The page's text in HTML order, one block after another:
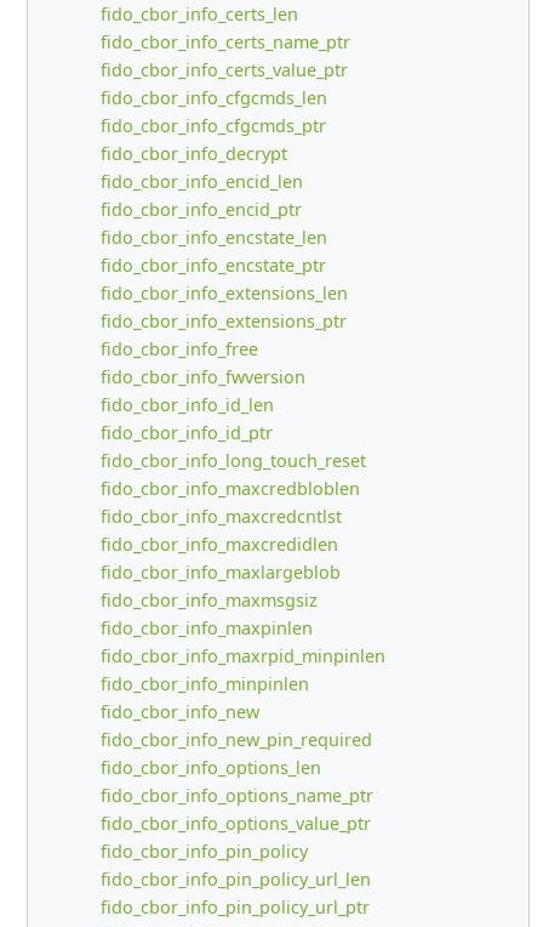
fido_cbor_info_certs_len
fido_cbor_info_certs_name_ptr
fido_cbor_info_certs_value_ptr
fido_cbor_info_cfgcmds_len
fido_cbor_info_cfgcmds_ptr
fido_cbor_info_decrypt
fido_cbor_info_encid_len
fido_cbor_info_encid_ptr
fido_cbor_info_encstate_len
fido_cbor_info_encstate_ptr
fido_cbor_info_extensions_len
fido_cbor_info_extensions_ptr
fido_cbor_info_free
fido_cbor_info_fwversion
fido_cbor_info_id_len
fido_cbor_info_id_ptr
fido_cbor_info_long_touch_reset
fido_cbor_info_maxcredbloblen
fido_cbor_info_maxcredcntlst
fido_cbor_info_maxcredidlen
fido_cbor_info_maxlargeblob
fido_cbor_info_maxmsgsiz
fido_cbor_info_maxpinlen
fido_cbor_info_maxrpid_minpinlen
fido_cbor_info_minpinlen
fido_cbor_info_new
fido_cbor_info_new_pin_required
fido_cbor_info_options_len
fido_cbor_info_options_name_ptr
fido_cbor_info_options_value_ptr
fido_cbor_info_pin_policy
fido_cbor_info_pin_policy_url_len
fido_cbor_info_pin_policy_url_ptr